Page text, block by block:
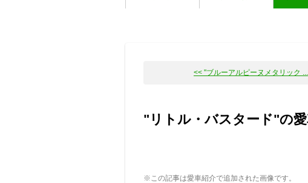
<< "ブルーアルピーヌメタリック ...
"リトル・バスタード"の
※この記事は愛車紹介で追加された画像です。